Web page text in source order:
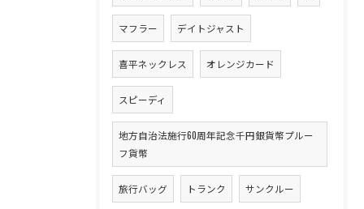
マフラー デイトジャスト
喜平ネックレス オレンジカード
スピーディ
地方自治法施行60周年記念千円銀貨幣プルー
フ貨幣
旅行バッグ トランク サンクルー